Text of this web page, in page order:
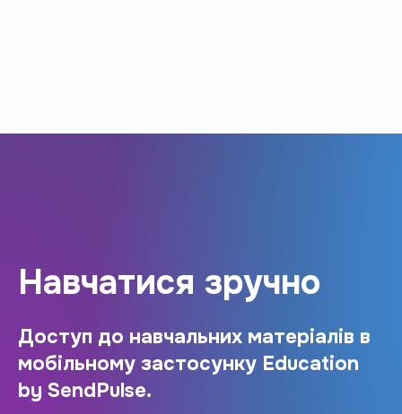
Навчатися зручно
Доступ до навчальних матеріалів в
мобільному застосунку Education
by SendPulse.